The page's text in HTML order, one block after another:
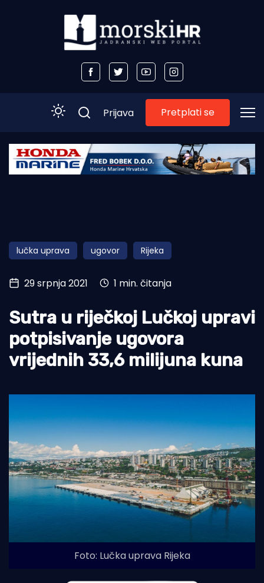
Početna
Obala
Otoci
Turizam i nautika
Pomorstvo
Ribolov
Ekologija
Prijava Pretplati se
lučka uprava ugovor Rijeka
29 srpnja 2021 1 min. čitanja
Sutra u riječkoj Lučkoj upravi
potpisivanje ugovora
vrijednih 33,6 milijuna kuna
Foto: Lučka uprava Rijeka